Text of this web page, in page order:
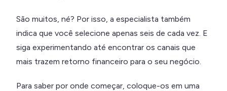
São muitos, né? Por isso, a especialista também
indica que você selecione apenas seis de cada vez. E
siga experimentando até encontrar os canais que
mais trazem retorno financeiro para o seu negócio.
Para saber por onde começar, coloque-os em uma